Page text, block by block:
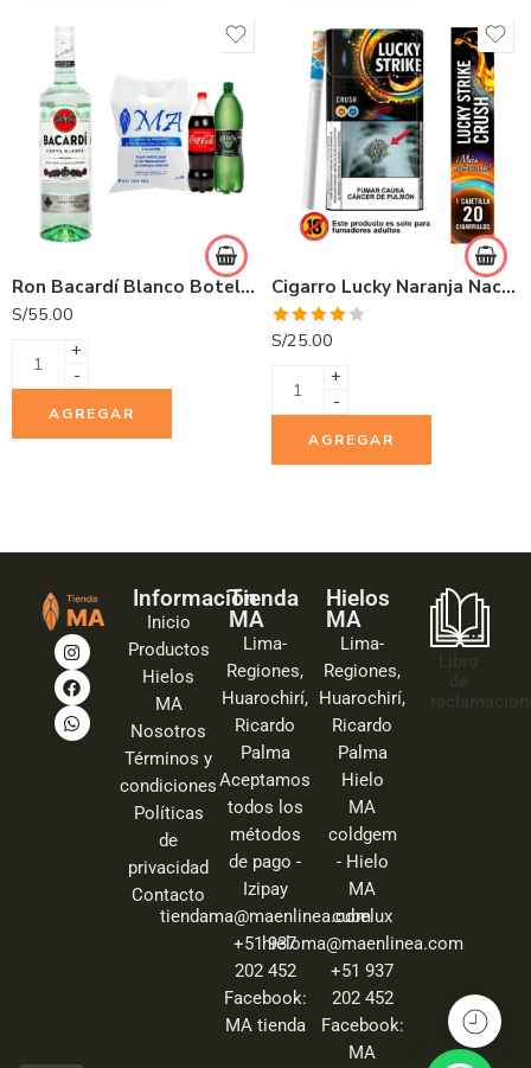
Ron Bacardí Blanco Botella 750ml
S/55.00
+
-
AGREGAR
Cigarro Lucky Naranja Nacional 20 und
Valorado
con
S/25.00
+
-
AGREGAR
Información
Inicio
Productos
Hielos
MA
Nosotros
Términos y
condiciones
Políticas
de
privacidad
Contacto
Tienda
MA
Lima-
Regiones,
Huarochirí,
Ricardo
Palma
Aceptamos
todos los
métodos
de pago -
Izipay
tiendama@maenlinea.com
+51 937
202 452
Facebook:
MA tienda
Hielos
MA
Lima-
Regiones,
Huarochirí,
Ricardo
Palma
Hielo
MA
coldgem
- Hielo
MA
cubelux
hieloma@maenlinea.com
+51 937
202 452
Facebook:
MA
Libro
de